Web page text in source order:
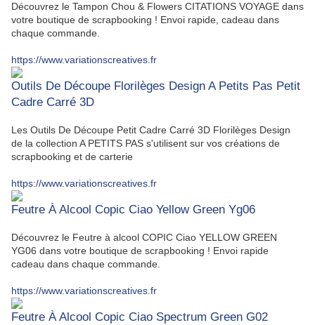
Découvrez le Tampon Chou & Flowers CITATIONS VOYAGE dans
votre boutique de scrapbooking ! Envoi rapide, cadeau dans
chaque commande.
https://www.variationscreatives.fr
Outils De Découpe Florilèges Design A Petits Pas Petit
Cadre Carré 3D
Les Outils De Découpe Petit Cadre Carré 3D Florilèges Design
de la collection A PETITS PAS s'utilisent sur vos créations de
scrapbooking et de carterie
https://www.variationscreatives.fr
Feutre À Alcool Copic Ciao Yellow Green Yg06
Découvrez le Feutre à alcool COPIC Ciao YELLOW GREEN
YG06 dans votre boutique de scrapbooking ! Envoi rapide
cadeau dans chaque commande.
https://www.variationscreatives.fr
Feutre À Alcool Copic Ciao Spectrum Green G02